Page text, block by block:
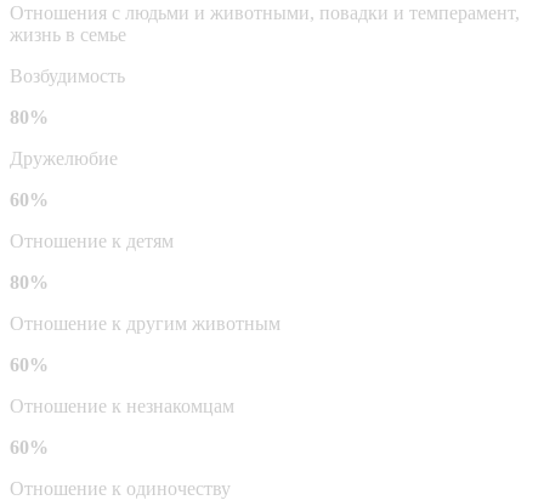
Отношения с людьми и животными, повадки и темперамент,
жизнь в семье
Возбудимость
80%
Дружелюбие
60%
Отношение к детям
80%
Отношение к другим животным
60%
Отношение к незнакомцам
60%
Отношение к одиночеству